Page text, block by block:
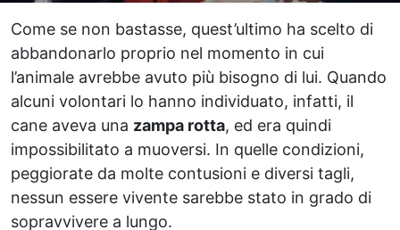
Come se non bastasse, quest’ultimo ha scelto di
abbandonarlo proprio nel momento in cui
l’animale avrebbe avuto più bisogno di lui. Quando
alcuni volontari lo hanno individuato, infatti, il
cane aveva una zampa rotta, ed era quindi
impossibilitato a muoversi. In quelle condizioni,
peggiorate da molte contusioni e diversi tagli,
nessun essere vivente sarebbe stato in grado di
sopravvivere a lungo.